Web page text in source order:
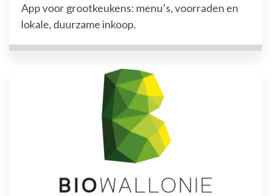
App voor grootkeukens: menu’s, voorraden en
lokale, duurzame inkoop.